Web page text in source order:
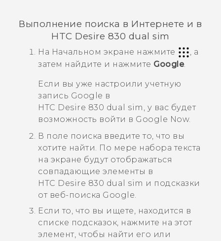
Выполнение поиска в Интернете и в
HTC Desire 830 dual sim
На Начальном экране нажмите
, а
затем найдите и нажмите Google.
Если вы уже настроили учетную
запись Google в
HTC Desire 830 dual sim , у вас будет
возможность войти в Google Now.
В поле поиска введите то, что вы
хотите найти. По мере набора текста
на экране будут отображаться
совпадающие элементы в
HTC Desire 830 dual sim и подсказки
от веб-поиска Google.
Если то, что вы ищете, находится в
списке подсказок, нажмите на этот
элемент, чтобы найти его или